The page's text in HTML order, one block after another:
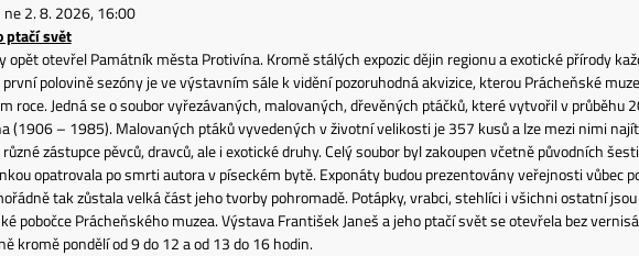
2. 8. 2026, 16:00
ptačí svět
opět otevřel Památník města Protivína. Kromě stálých expozic dějin regionu a exotické přírody
polovině sezóny je ve výstavním sále k vidění pozoruhodná akvizice, kterou Prácheňské
roce. Jedná se o soubor vyřezávaných, malovaných, dřevěných ptáčků, které vytvořil v průběhu
(1906 – 1985). Malovaných ptáků vyvedených v životní velikosti je 357 kusů a lze mezi nimi
zástupce pěvců, dravců, ale i exotické druhy. Celý soubor byl zakoupen včetně původních
opatrovala po smrti autora v píseckém bytě. Exponáty budou prezentovány veřejnosti vůbec
tak zůstala velká část jeho tvorby pohromadě. Potápky, vrabci, stehlíci i všichni ostatní
pobočce Prácheňského muzea. Výstava František Janeš a jeho ptačí svět se otevřela bez
kromě pondělí od 9 do 12 a od 13 do 16 hodin.